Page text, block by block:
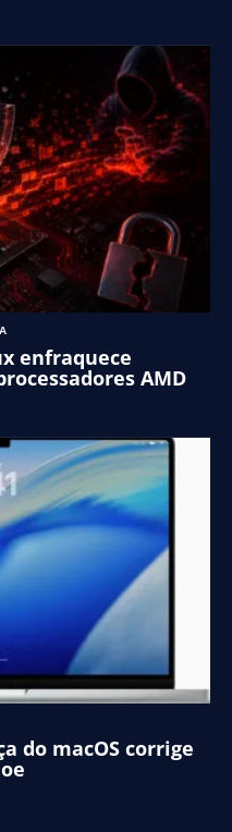
enfraquece
AMD
do macOS corrige